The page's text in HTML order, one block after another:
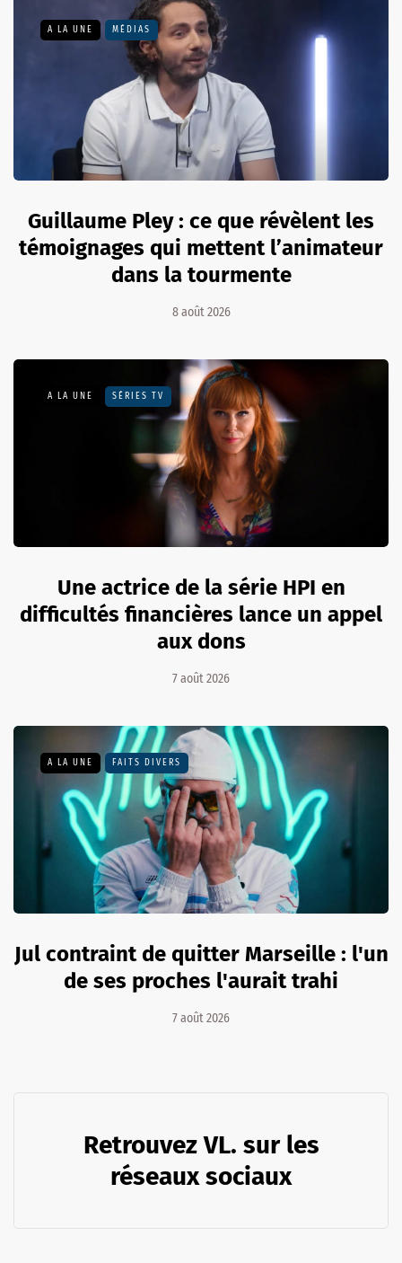
A LA UNE MÉDIAS
Guillaume Pley : ce que révèlent les
témoignages qui mettent l’animateur
dans la tourmente
8 août 2026
A LA UNE SÉRIES TV
Une actrice de la série HPI en
difficultés financières lance un appel
aux dons
7 août 2026
A LA UNE FAITS DIVERS
Jul contraint de quitter Marseille : l'un
de ses proches l'aurait trahi
7 août 2026
Retrouvez VL. sur les
réseaux sociaux